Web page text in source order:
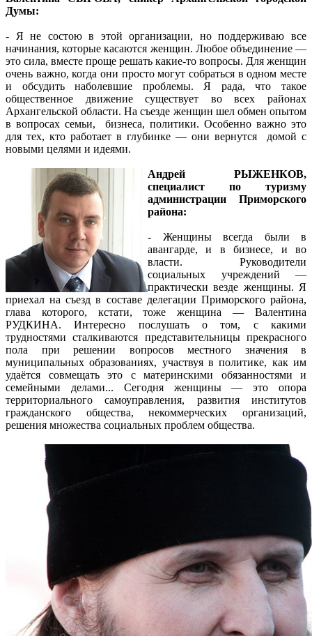
Думы:
- Я не состою в этой организации, но поддерживаю все
начинания, которые касаются женщин. Любое объединение —
это сила, вместе проще решать какие-то вопросы. Для женщин
очень важно, когда они просто могут собраться в одном месте
и обсудить наболевшие проблемы. Я рада, что такое
общественное движение существует во всех районах
Архангельской области. На съезде женщин шел обмен опытом
в вопросах семьи, бизнеса, политики. Особенно важно это
для тех, кто работает в глубинке — они вернутся домой с
новыми целями и идеями.
Андрей РЫЖЕНКОВ,
специалист по туризму
администрации Приморского
района:
- Женщины всегда были в
авангарде, и в бизнесе, и во
власти. Руководители
социальных учреждений —
практически везде женщины. Я
приехал на съезд в составе делегации Приморского района,
глава которого, кстати, тоже женщина — Валентина
РУДКИНА. Интересно послушать о том, с какими
трудностями сталкиваются представительницы прекрасного
пола при решении вопросов местного значения в
муниципальных образованиях, участвуя в политике, как им
удаётся совмещать это с материнскими обязанностями и
семейными делами... Сегодня женщины — это опора
территориального самоуправления, развития институтов
гражданского общества, некоммерческих организаций,
решения множества социальных проблем общества.